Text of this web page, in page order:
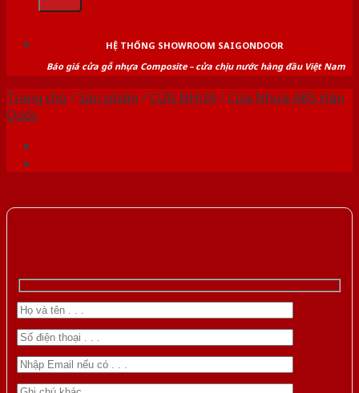
HỆ THỐNG SHOWROOM SAIGONDOOR
Báo giá cửa gỗ nhựa Composite – cửa chịu nước hàng đầu Việt Nam
Trang chủ /Sản phẩm /CỬA NHỰA/Cửa Nhựa ABS Hàn
Quốc